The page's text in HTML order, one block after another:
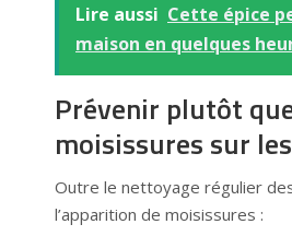
Lire aussi Cette épice
maison en quelques
Prévenir plutôt
moisissures sur
Outre le nettoyage régulier
l’apparition de moisissures :